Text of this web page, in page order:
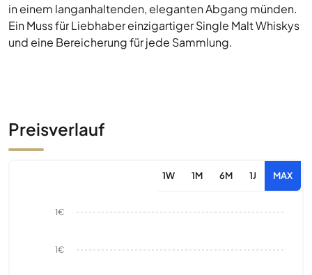
in einem langanhaltenden, eleganten Abgang münden.
Ein Muss für Liebhaber einzigartiger Single Malt Whiskys
und eine Bereicherung für jede Sammlung.
Preisverlauf
1W 1M 6M 1J MAX
1€
1€